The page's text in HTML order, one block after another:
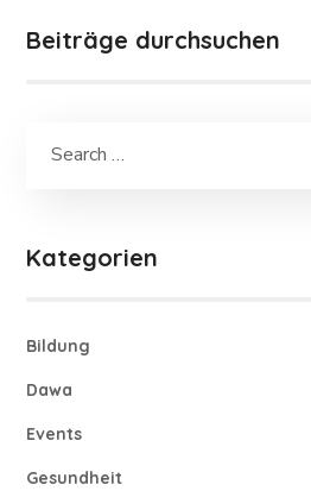
Beiträge durchsuchen
Kategorien
Bildung
Dawa
Events
Gesundheit